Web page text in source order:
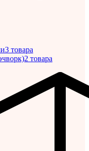
3 товара
2 товара